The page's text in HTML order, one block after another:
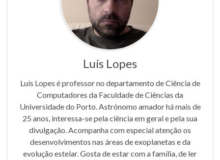
Luís Lopes
Luís Lopes é professor no departamento de Ciência de
Computadores da Faculdade de Ciências da
Universidade do Porto. Astrónomo amador há mais de
25 anos, interessa-se pela ciência em geral e pela sua
divulgação. Acompanha com especial atenção os
desenvolvimentos nas áreas de exoplanetas e da
evolução estelar. Gosta de estar com a família, de ler